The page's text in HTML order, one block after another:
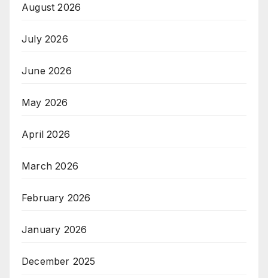
August 2026
July 2026
June 2026
May 2026
April 2026
March 2026
February 2026
January 2026
December 2025